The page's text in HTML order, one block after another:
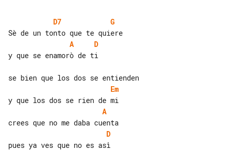
D7
G
A
D
y que se enamorò de ti
Em
A
D
pues ya ves que no es asì